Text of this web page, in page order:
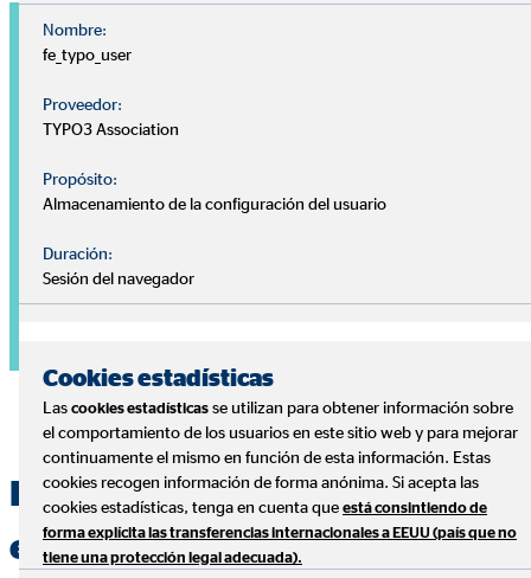
Especialistas en la gestión
eficiente de las finanzas
Nombre:
fe_typo_user
Proveedor:
TYPO3 Association
Propósito:
Almacenamiento de la configuración del usuario
Duración:
Sesión del navegador
Cookies estadísticas
Las cookies estadísticas se utilizan para obtener información sobre
el comportamiento de los usuarios en este sitio web y para mejorar
continuamente el mismo en función de esta información. Estas
cookies recogen información de forma anónima. Si acepta las
cookies estadísticas, tenga en cuenta que está consintiendo de
forma explícita las transferencias internacionales a EEUU (país que no
tiene una protección legal adecuada).